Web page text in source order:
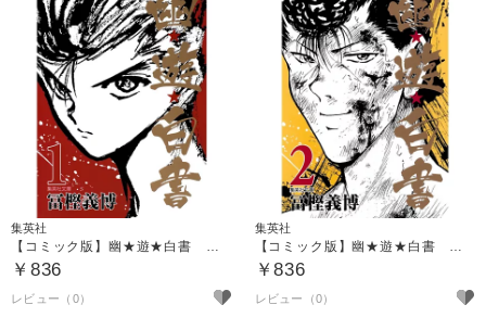
集英社
【コミック版】幽★遊★白書 １
￥836
集英社
【コミック版】幽★遊★白書 ２
￥836